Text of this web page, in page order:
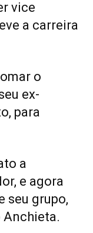
vice
a carreira
o
ex-
para
a
e agora
seu grupo,